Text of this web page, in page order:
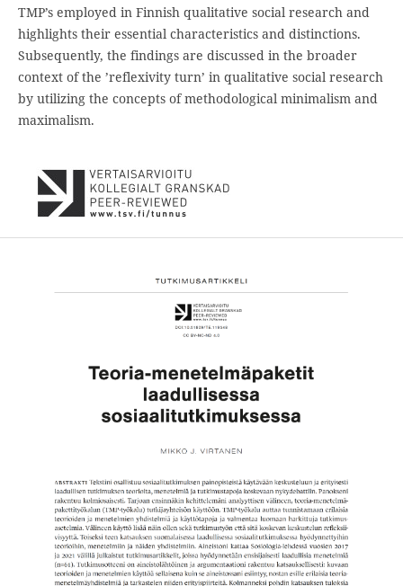
TMP’s employed in Finnish qualitative social research and
highlights their essential characteristics and distinctions.
Subsequently, the findings are discussed in the broader
context of the ’reflexivity turn’ in qualitative social research
by utilizing the concepts of methodological minimalism and
maximalism.